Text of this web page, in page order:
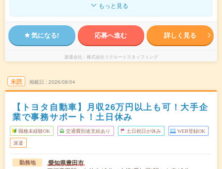
もっと見る
気になる! 応募へ進む 詳しく見る
派遣会社 株式会社リクルートスタッフィング
未読 掲載日 2026/08/04
【トヨタ自動車】月収26万円以上も可！大手企
業で事務サポート！土日休み
職種未経験OK 交通費別途支給あり 土日祝日が休み WEB登録OK
派遣
勤務地 愛知県豊田市